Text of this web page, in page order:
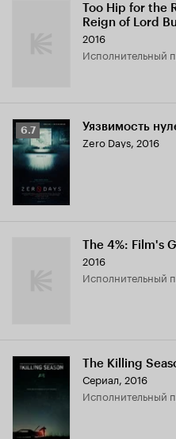
Too Hip for the
Reign of Lord
2016
исполнительный
Рейтинг
Кинопоиска
6.7
6.7 Уязвимость
Zero Days, 2016
The 4%: Film's
2016
исполнительный
The Killing
Сериал, 2016
исполнительный